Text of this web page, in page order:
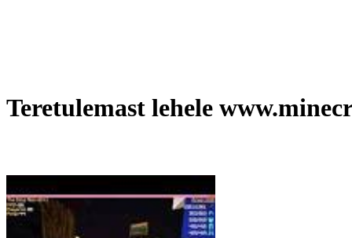
Teretulemast lehele